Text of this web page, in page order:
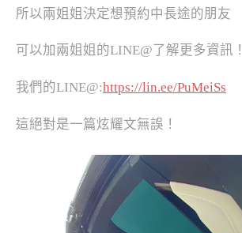
所以兩姐姐決定想預約中長途的朋友
可以加兩姐姐的LINE@了解更多資訊！
我們的LINE@:https://lin.ee/PuMeiSs
這絕對是一篇炫耀文無誤！